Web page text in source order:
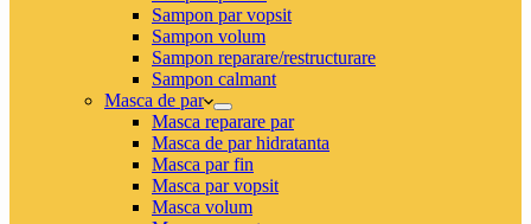
Sampon par vopsit
Sampon volum
Sampon reparare/restructurare
Sampon calmant
Masca de par
Masca reparare par
Masca de par hidratanta
Masca par fin
Masca par vopsit
Masca volum